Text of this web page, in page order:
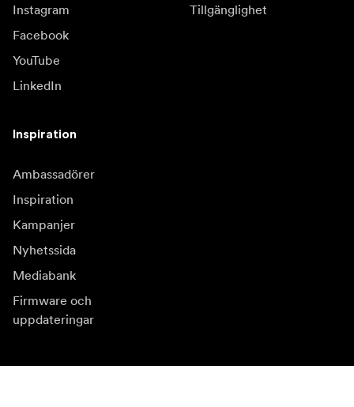
Instagram
Facebook
YouTube
LinkedIn
Tillgänglighet
Inspiration
Ambassadörer
Inspiration
Kampanjer
Nyhetssida
Mediabank
Firmware och
uppdateringar